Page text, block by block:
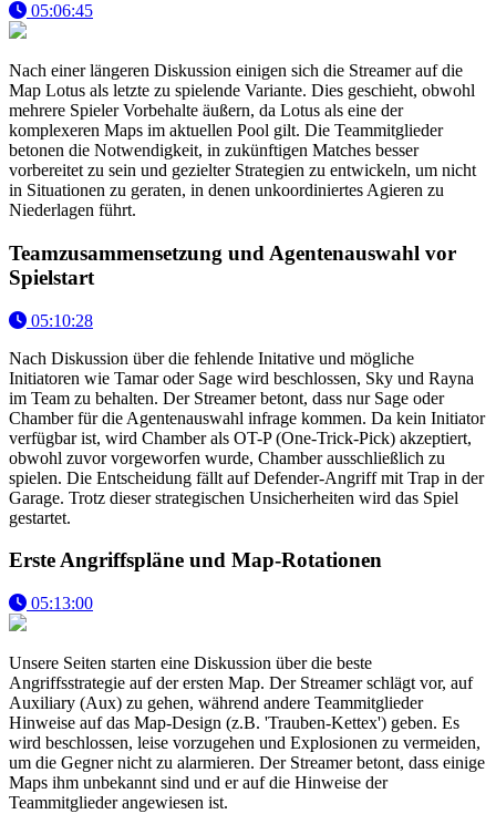
05:06:45
Nach einer längeren Diskussion einigen sich die Streamer auf die
Map Lotus als letzte zu spielende Variante. Dies geschieht, obwohl
mehrere Spieler Vorbehalte äußern, da Lotus als eine der
komplexeren Maps im aktuellen Pool gilt. Die Teammitglieder
betonen die Notwendigkeit, in zukünftigen Matches besser
vorbereitet zu sein und gezielter Strategien zu entwickeln, um nicht
in Situationen zu geraten, in denen unkoordiniertes Agieren zu
Niederlagen führt.
Teamzusammensetzung und Agentenauswahl vor
Spielstart
05:10:28
Nach Diskussion über die fehlende Initative und mögliche
Initiatoren wie Tamar oder Sage wird beschlossen, Sky und Rayna
im Team zu behalten. Der Streamer betont, dass nur Sage oder
Chamber für die Agentenauswahl infrage kommen. Da kein Initiator
verfügbar ist, wird Chamber als OT-P (One-Trick-Pick) akzeptiert,
obwohl zuvor vorgeworfen wurde, Chamber ausschließlich zu
spielen. Die Entscheidung fällt auf Defender-Angriff mit Trap in der
Garage. Trotz dieser strategischen Unsicherheiten wird das Spiel
gestartet.
Erste Angriffspläne und Map-Rotationen
05:13:00
Unsere Seiten starten eine Diskussion über die beste
Angriffsstrategie auf der ersten Map. Der Streamer schlägt vor, auf
Auxiliary (Aux) zu gehen, während andere Teammitglieder
Hinweise auf das Map-Design (z.B. 'Trauben-Kettex') geben. Es
wird beschlossen, leise vorzugehen und Explosionen zu vermeiden,
um die Gegner nicht zu alarmieren. Der Streamer betont, dass einige
Maps ihm unbekannt sind und er auf die Hinweise der
Teammitglieder angewiesen ist.